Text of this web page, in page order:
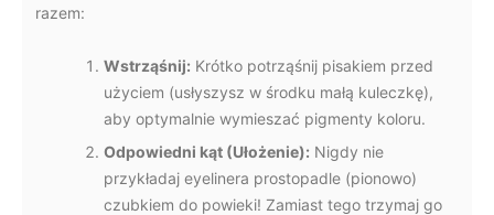
razem:
Wstrząśnij: Krótko potrząśnij pisakiem przed
użyciem (usłyszysz w środku małą kuleczkę),
aby optymalnie wymieszać pigmenty koloru.
Odpowiedni kąt (Ułożenie): Nigdy nie
przykładaj eyelinera prostopadle (pionowo)
czubkiem do powieki! Zamiast tego trzymaj go